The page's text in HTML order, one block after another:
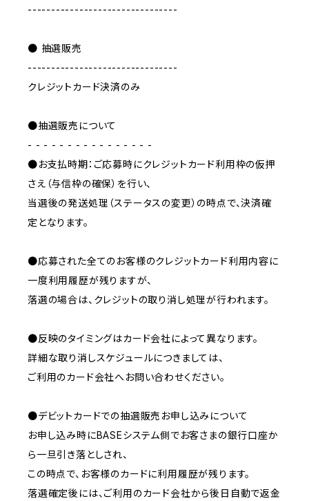
--------------------------------
● 抽選販売
--------------------------------
クレジットカード決済のみ
●抽選販売について
- - - - - - - - - - - - - - - -
●お支払時期：ご応募時にクレジットカード利用枠の仮押
さえ（与信枠の確保）を行い、
当選後の発送処理（ステータスの変更）の時点で、決済確
定となります。
●応募された全てのお客様のクレジットカード利用内容に
一度利用履歴が残りますが、
落選の場合は、クレジットの取り消し処理が行われます。
●反映のタイミングはカード会社によって異なります。
詳細な取り消しスケジュールにつきましては、
ご利用のカード会社へお問い合わせください。
●デビットカードでの抽選販売お申し込みについて
お申し込み時にBASEシステム側でお客さまの銀行口座か
ら一旦引き落としされ、
この時点で、お客様のカードに利用履歴が残ります。
落選確定後には、ご利用のカード会社から後日自動で返金